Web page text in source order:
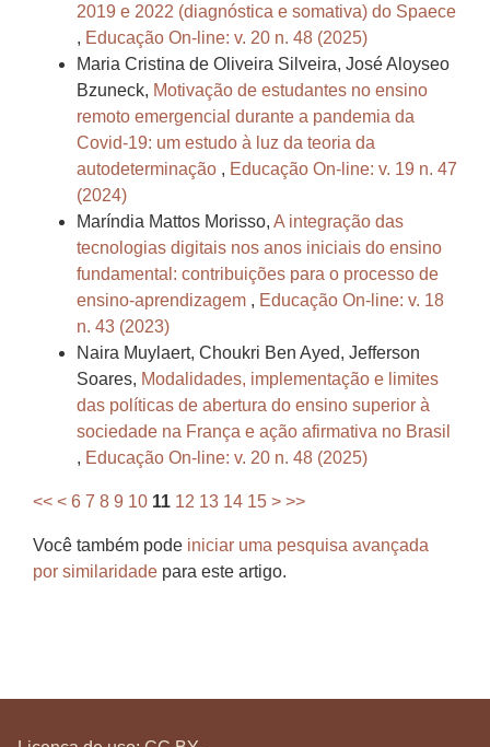
2019 e 2022 (diagnóstica e somativa) do Spaece
, Educação On-line: v. 20 n. 48 (2025)
Maria Cristina de Oliveira Silveira, José Aloyseo
Bzuneck, Motivação de estudantes no ensino
remoto emergencial durante a pandemia da
Covid-19: um estudo à luz da teoria da
autodeterminação , Educação On-line: v. 19 n. 47
(2024)
Maríndia Mattos Morisso, A integração das
tecnologias digitais nos anos iniciais do ensino
fundamental: contribuições para o processo de
ensino-aprendizagem , Educação On-line: v. 18
n. 43 (2023)
Naira Muylaert, Choukri Ben Ayed, Jefferson
Soares, Modalidades, implementação e limites
das políticas de abertura do ensino superior à
sociedade na França e ação afirmativa no Brasil
, Educação On-line: v. 20 n. 48 (2025)
<< < 6 7 8 9 10 11 12 13 14 15 > >>
Você também pode iniciar uma pesquisa avançada
por similaridade para este artigo.